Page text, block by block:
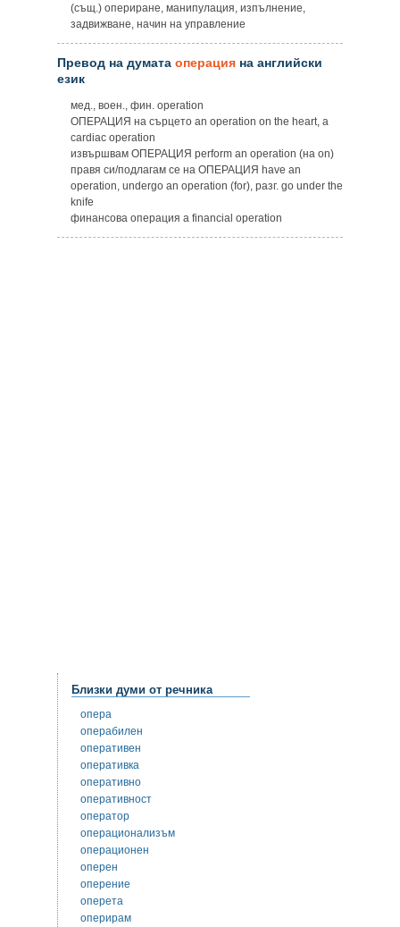
(същ.) опериране, манипулация, изпълнение,
задвижване, начин на управление
Превод на думата операция на английски
език
мед., воен., фин. operation
ОПЕРАЦИЯ на сърцето an operation on the heart, a
cardiac operation
извършвам ОПЕРАЦИЯ perform an operation (на on)
правя си/подлагам се на ОПЕРАЦИЯ have an
operation, undergo an operation (for), разг. go under the
knife
финансова операция a financial operation
Близки думи от речника
опера
операбилен
оперативен
оперативка
оперативно
оперативност
оператор
операционализъм
операционен
оперен
оперение
оперета
оперирам